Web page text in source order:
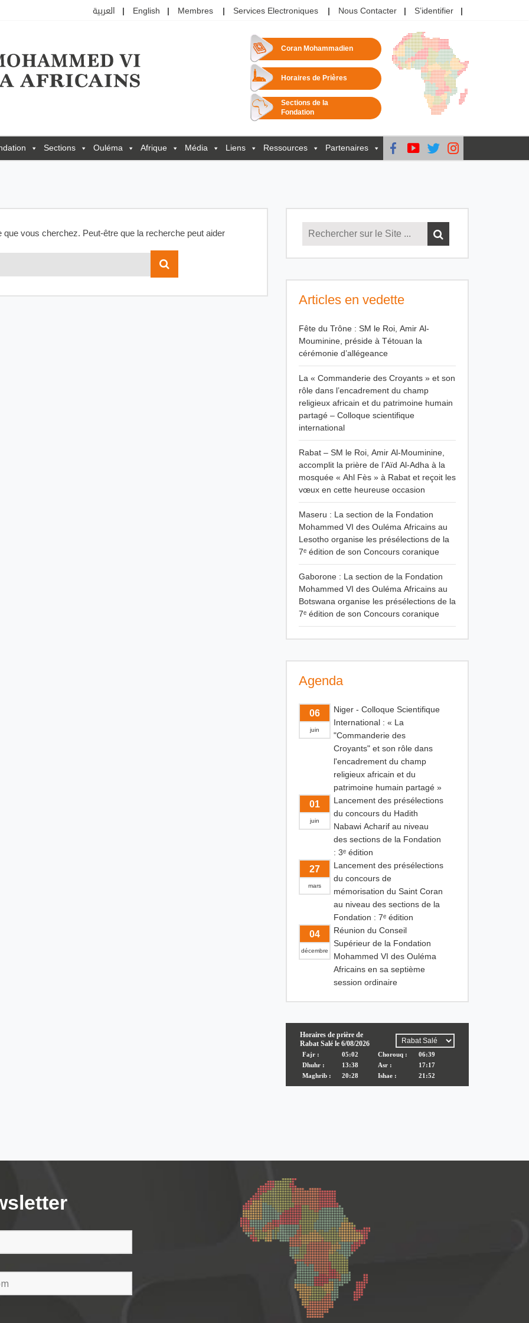
العربية English Membres Services Electroniques Nous Contacter S’identifier
Coran Mohammadien
Horaires de Prières
Sections de la
Fondation
Sections Ouléma Afrique Média Liens Ressources Partenaires
vous cherchez. Peut-être que la recherche peut aider
Articles en vedette
Fête du Trône : SM le Roi, Amir Al-
Mouminine, préside à Tétouan la
cérémonie d’allégeance
La « Commanderie des Croyants » et son
rôle dans l’encadrement du champ
religieux africain et du patrimoine humain
partagé – Colloque scientifique
international
Rabat – SM le Roi, Amir Al-Mouminine,
accomplit la prière de l’Aïd Al-Adha à la
mosquée « Ahl Fès » à Rabat et reçoit les
vœux en cette heureuse occasion
Maseru : La section de la Fondation
Mohammed VI des Ouléma Africains au
Lesotho organise les présélections de la
7ᵉ édition de son Concours coranique
Gaborone : La section de la Fondation
Mohammed VI des Ouléma Africains au
Botswana organise les présélections de la
7ᵉ édition de son Concours coranique
Agenda
06
juin
Niger - Colloque Scientifique
International : « La
"Commanderie des
Croyants" et son rôle dans
l'encadrement du champ
religieux africain et du
patrimoine humain partagé »
01
juin
Lancement des présélections
du concours du Hadith
Nabawi Acharif au niveau
des sections de la Fondation
: 3ᵉ édition
27
mars
Lancement des présélections
du concours de
mémorisation du Saint Coran
au niveau des sections de la
Fondation : 7ᵉ édition
04
décembre
Réunion du Conseil
Supérieur de la Fondation
Mohammed VI des Ouléma
Africains en sa septième
session ordinaire